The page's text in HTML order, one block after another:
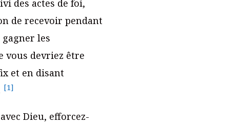
des actes de foi,
de recevoir pendant
les
vous devriez être
et en disant
[1]
Dieu, efforcez-